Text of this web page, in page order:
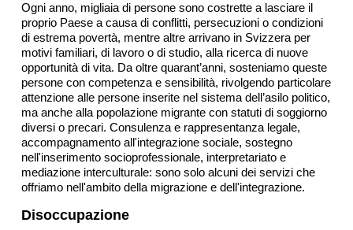
Ogni anno, migliaia di persone sono costrette a lasciare il
proprio Paese a causa di conflitti, persecuzioni o condizioni
di estrema povertà, mentre altre arrivano in Svizzera per
motivi familiari, di lavoro o di studio, alla ricerca di nuove
opportunità di vita. Da oltre quarant’anni, sosteniamo queste
persone con competenza e sensibilità, rivolgendo particolare
attenzione alle persone inserite nel sistema dell’asilo politico,
ma anche alla popolazione migrante con statuti di soggiorno
diversi o precari. Consulenza e rappresentanza legale,
accompagnamento all'integrazione sociale, sostegno
nell'inserimento socioprofessionale, interpretariato e
mediazione interculturale: sono solo alcuni dei servizi che
offriamo nell'ambito della migrazione e dell'integrazione.
Disoccupazione